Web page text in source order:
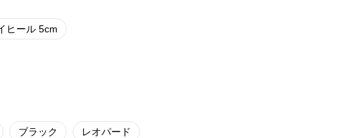
ヒール 5cm
ブラック レオパード